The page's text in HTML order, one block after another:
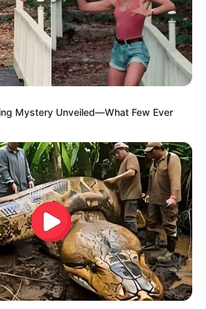
EN ALERTA
todas las noticias que le
Para estar bien informado, por
active las notificaciones de Alerta.
Mystery Unveiled—What Few Ever